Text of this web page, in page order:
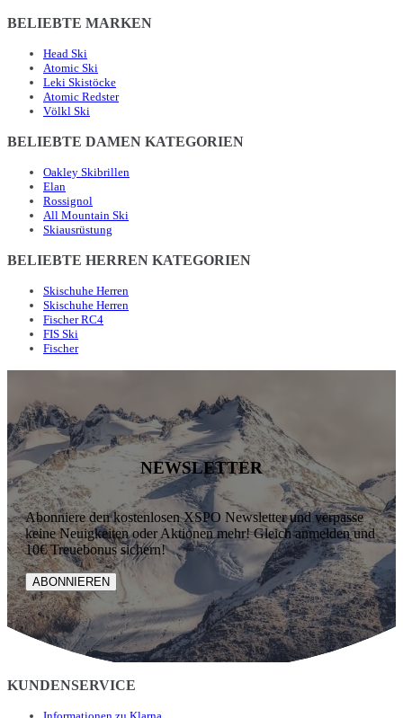
BELIEBTE MARKEN
Head Ski
Atomic Ski
Leki Skistöcke
Atomic Redster
Völkl Ski
BELIEBTE DAMEN KATEGORIEN
Oakley Skibrillen
Elan
Rossignol
All Mountain Ski
Skiausrüstung
BELIEBTE HERREN KATEGORIEN
Skischuhe Herren
Skischuhe Herren
Fischer RC4
FIS Ski
Fischer
NEWSLETTER
Abonniere den kostenlosen XSPO Newsletter und verpasse
keine Neuigkeiten oder Aktionen mehr! Gleich anmelden und
10€ Treuebonus sichern!
ABONNIEREN
KUNDENSERVICE